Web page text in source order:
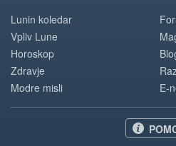
Lunin koledar
Vpliv Lune
Horoskop
Zdravje
Modre misli
E-